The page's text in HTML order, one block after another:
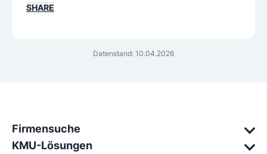
Datenstand: 10.04.2026
SHARE
Firmensuche
KMU-Lösungen